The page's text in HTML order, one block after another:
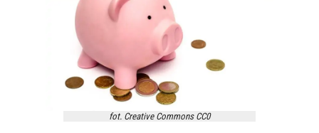
fot. Creative Commons CC0